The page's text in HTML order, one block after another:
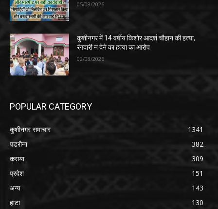
05/08/2026
कुशीनगर में 14 वर्षीय किशोर आदर्श चौहान की हत्या,
रंगदारी न देने का हत्या का आरोप
02/08/2026
POPULAR CATEGORY
कुशीनगर समाचार
1341
पडरौना
382
कसया
309
प्रदेश
151
अन्य
143
हाटा
130